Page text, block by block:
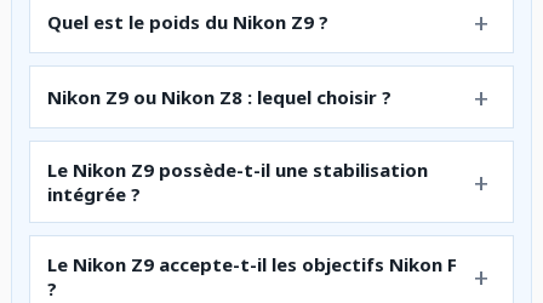
Quel est le poids du Nikon Z9 ?
Nikon Z9 ou Nikon Z8 : lequel choisir ?
Le Nikon Z9 possède-t-il une stabilisation
intégrée ?
Le Nikon Z9 accepte-t-il les objectifs Nikon F
?